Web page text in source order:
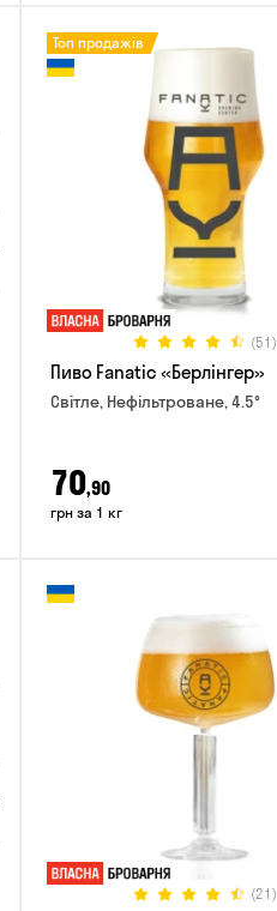
(51)
Топ продажів
Пиво Fanatic «Берлінгер»
Світле, Нефільтроване, 4.5°
70,90
грн за 1 кг
(21)